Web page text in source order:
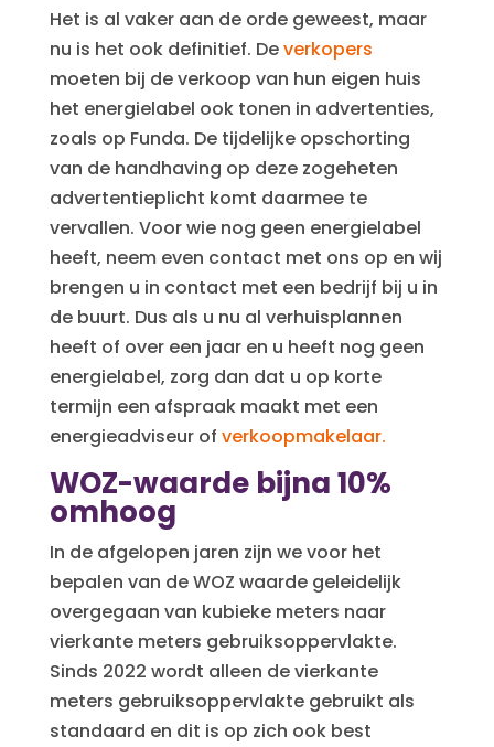
Het is al vaker aan de orde geweest, maar
nu is het ook definitief. Deverkopers
moeten bij de verkoop van hun eigen huis
het energielabel ook tonen in advertenties,
zoals op Funda. De tijdelijke opschorting
van de handhaving op deze zogeheten
advertentieplicht komt daarmee te
vervallen. Voor wie nog geen energielabel
heeft, neem even contact met ons op en wij
brengen u in contact met een bedrijf bij u in
de buurt. Dus als u nu al verhuisplannen
heeft of over een jaar en u heeft nog geen
energielabel, zorg dan dat u op korte
termijn een afspraak maakt met een
energieadviseur of verkoopmakelaar.
WOZ-waarde bijna 10%
omhoog
In de afgelopen jaren zijn we voor het
bepalen van de WOZ waarde geleidelijk
overgegaan van kubieke meters naar
vierkante meters gebruiksoppervlakte.
Sinds 2022 wordt alleen de vierkante
meters gebruiksoppervlakte gebruikt als
standaard en dit is op zich ook best